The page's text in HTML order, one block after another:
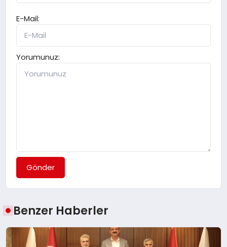
E-Mail:
Yorumunuz:
Gönder
Benzer Haberler